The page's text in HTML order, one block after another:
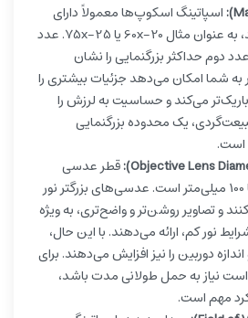
اسپاتینگ اسکوپ‌ها معمولاً دارای
بزرگنمایی متغیر هستند، به عنوان مثال 20-60x یا 25-75x. عدد
دوم حداکثر بزرگنمایی را نشان
به شما امکان می‌دهد جزئیات بیشتری را
باریک‌تر می‌کند و حساسیت به لرزش را
یک محدوده بزرگنمایی
است.
قطر عدسی
شیئی معمولاً بین 50 تا 100 میلی‌متر است. عدسی‌های بزرگتر نور
و تصاویر روشن‌تر و واضح‌تری، به ویژه
نور کم، ارائه می‌دهند. با این حال،
دوربین را نیز افزایش می‌دهند. برای
نیاز به حمل طولانی مدت باشد،
مهم است.